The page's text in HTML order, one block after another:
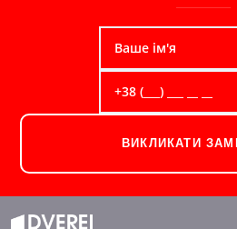
ВИКЛИКАТИ